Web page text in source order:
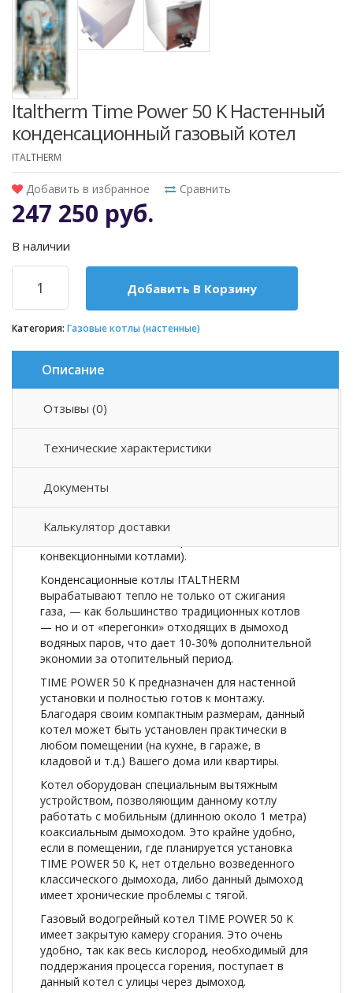
Italtherm Time Power 50 K Настенный
конденсационный газовый котел
ITALTHERM
Добавить в избранное Сравнить
247 250 руб.
В наличии
Добавить В Корзину
Категория: Газовые котлы (настенные)
Описание
Отзывы (0)
Технические характеристики
Документы
Калькулятор доставки
Описание товара
высокомощных систем теплогенерации. Являясь
конденсационным котлом премиум-класса, TIME
POWER 50 K обладает наивысшими показателями
конвекционными котлами).
Конденсационные котлы ITALTHERM
вырабатывают тепло не только от сжигания
газа, — как большинство традиционных котлов
— но и от «перегонки» отходящих в дымоход
водяных паров, что дает 10-30% дополнительной
экономии за отопительный период.
TIME POWER 50 K предназначен для настенной
установки и полностью готов к монтажу.
Благодаря своим компактным размерам, данный
котел может быть установлен практически в
любом помещении (на кухне, в гараже, в
кладовой и т.д.) Вашего дома или квартиры.
Котел оборудован специальным вытяжным
устройством, позволяющим данному котлу
работать с мобильным (длинною около 1 метра)
коаксиальным дымоходом. Это крайне удобно,
если в помещении, где планируется установка
TIME POWER 50 K, нет отдельно возведенного
классического дымохода, либо данный дымоход
имеет хронические проблемы с тягой.
Газовый водогрейный котел TIME POWER 50 K
имеет закрытую камеру сгорания. Это очень
удобно, так как весь кислород, необходимый для
поддержания процесса горения, поступает в
данный котел с улицы через дымоход.